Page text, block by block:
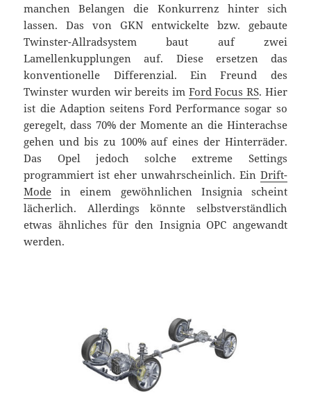
manchen Belangen die Konkurrenz hinter sich
lassen. Das von GKN entwickelte bzw. gebaute
Twinster-Allradsystem baut auf zwei
Lamellenkupplungen auf. Diese ersetzen das
konventionelle Differenzial. Ein Freund des
Twinster wurden wir bereits im Ford Focus RS. Hier
ist die Adaption seitens Ford Performance sogar so
geregelt, dass 70% der Momente an die Hinterachse
gehen und bis zu 100% auf eines der Hinterräder.
Das Opel jedoch solche extreme Settings
programmiert ist eher unwahrscheinlich. Ein Drift-
Mode in einem gewöhnlichen Insignia scheint
lächerlich. Allerdings könnte selbstverständlich
etwas ähnliches für den Insignia OPC angewandt
werden.